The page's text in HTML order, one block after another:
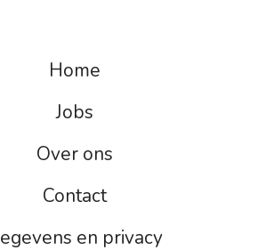
Home
Jobs
Over ons
Contact
en privacy